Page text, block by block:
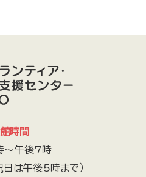
時間
～午後7時
日は午後5時まで）